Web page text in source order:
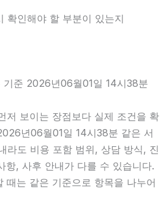
확인해야 할 부분이 있는지
기준 2026년06월01일 14시38분
저 보이는 장점보다 실제 조건을 확
년06월01일 14시38분 같은 서
라도 비용 포함 범위, 상담 방식, 진
항, 사후 안내가 다를 수 있습니다.
때는 같은 기준으로 항목을 나누어